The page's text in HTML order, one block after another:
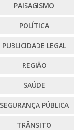
PAISAGISMO
POLÍTICA
PUBLICIDADE LEGAL
REGIÃO
SAÚDE
SEGURANÇA PÚBLICA
TRÂNSITO